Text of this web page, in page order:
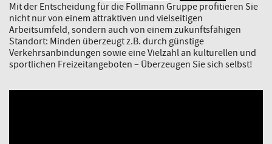
Mit der Entscheidung für die Follmann Gruppe profitieren Sie
nicht nur von einem attraktiven und vielseitigen
Arbeitsumfeld, sondern auch von einem zukunftsfähigen
Standort: Minden überzeugt z.B. durch günstige
Verkehrsanbindungen sowie eine Vielzahl an kulturellen und
sportlichen Freizeitangeboten – Überzeugen Sie sich selbst!